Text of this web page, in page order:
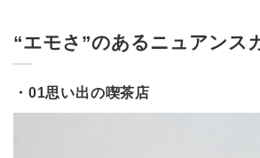
“エモさ”のあるニュアンス
・01思い出の喫茶店